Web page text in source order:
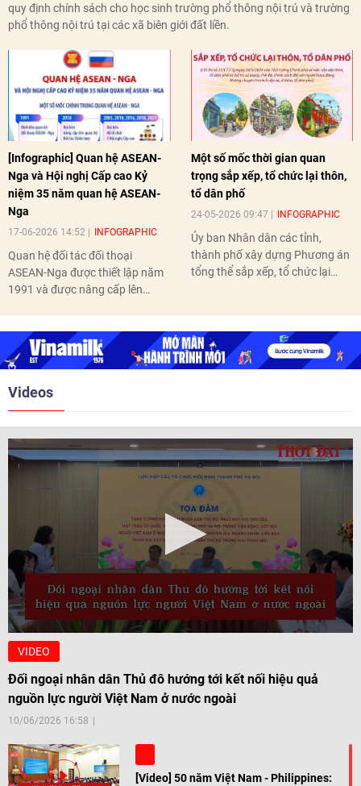
quy định chính sách cho học sinh trường phổ thông nội trú và trường
phổ thông nội trú tại các xã biên giới đất liền.
[Infographic] Quan hệ ASEAN-
Nga và Hội nghị Cấp cao Kỷ
niệm 35 năm quan hệ ASEAN-
Nga
17-06-2026 14:52 INFOGRAPHIC
Quan hệ đối tác đối thoại
ASEAN-Nga được thiết lập năm
1991 và được nâng cấp lên
nghị Cấp cao vào các năm 2005,
2010, 2016, 2018, 2021.
Một số mốc thời gian quan
trọng sắp xếp, tổ chức lại thôn,
tổ dân phố
24-05-2026 09:47 INFOGRAPHIC
Ủy ban Nhân dân các tỉnh,
thành phố xây dựng Phương án
tổng thể sắp xếp, tổ chức lại
Videos
VIDEO
Đối ngoại nhân dân Thủ đô hướng tới kết nối hiệu quả
nguồn lực người Việt Nam ở nước ngoài
10/06/2026 16:58
[Video] 50 năm Việt Nam - Philippines: